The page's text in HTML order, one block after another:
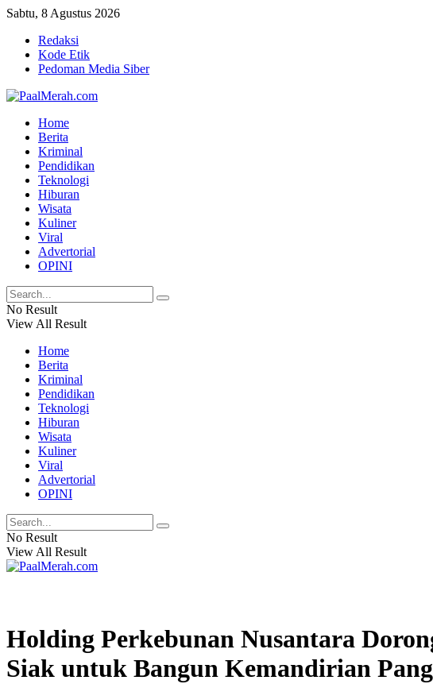
Sabtu, 8 Agustus 2026
Redaksi
Kode Etik
Pedoman Media Siber
Home
Berita
Kriminal
Pendidikan
Teknologi
Hiburan
Wisata
Kuliner
Viral
Advertorial
OPINI
No Result
View All Result
Home
Berita
Kriminal
Pendidikan
Teknologi
Hiburan
Wisata
Kuliner
Viral
Advertorial
OPINI
No Result
View All Result
Holding Perkebunan Nusantara
Siak untuk Bangun Kemandirian